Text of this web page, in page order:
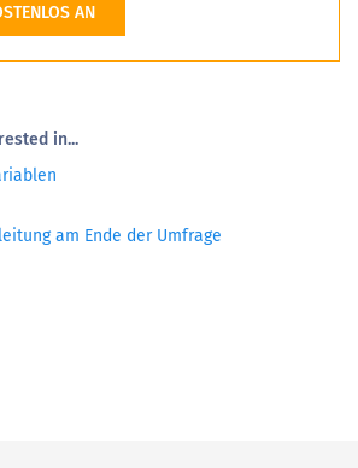
AN
in...
am Ende der Umfrage